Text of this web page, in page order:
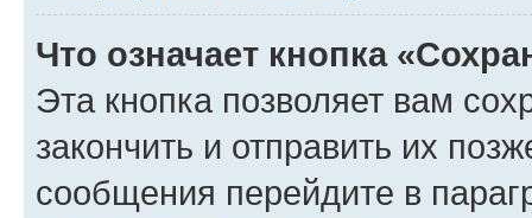
Что означает кнопка
Эта кнопка позволяет вам
закончить и отправить их
сообщения перейдите в